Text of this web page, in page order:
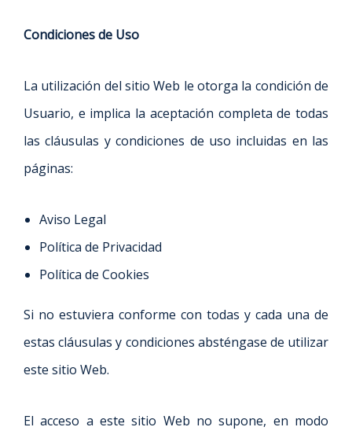
Condiciones de Uso
La utilización del sitio Web le otorga la condición de
Usuario, e implica la aceptación completa de todas
las cláusulas y condiciones de uso incluidas en las
páginas:
Aviso Legal
Política de Privacidad
Política de Cookies
Si no estuviera conforme con todas y cada una de
estas cláusulas y condiciones absténgase de utilizar
este sitio Web.
El acceso a este sitio Web no supone, en modo